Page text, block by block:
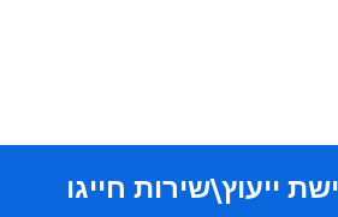
ייעוץ\שירות חייגו